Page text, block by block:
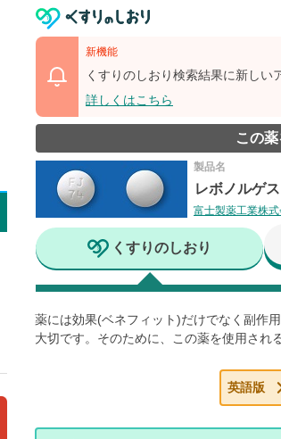
新機能
くすりのしおり検索結果に新しい
詳しくはこちら
この
製品名
レボノルゲ
富士製薬工業株式
くすりのしおり
薬には効果(ベネフィット)だけでなく副作
大切です。そのために、この薬を使用され
英語版